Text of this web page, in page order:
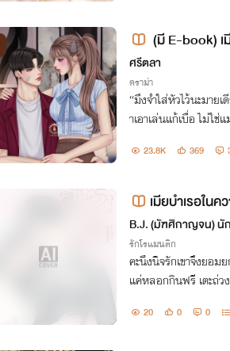
(มี E-book) เ
ศรีตลา
ดราม่า
“มึงจำใส่หัวไว้นะมา
าเอาเล่นแก้เบื่อ ไม่ใ
23.8K 369
เมียบำเรอในค
B.J. (มัฑศิกาญจน) นั
รักโรแมนติก
คะนึงนิจรักเขาจึงยอม
แค่หลอกกินฟรี เตะถ่ว
มที่จะเดินออกมาจากช
20 0 0